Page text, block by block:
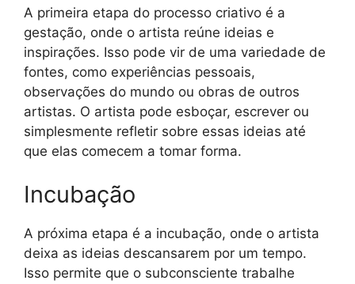
A primeira etapa do processo criativo é a
gestação, onde o artista reúne ideias e
inspirações. Isso pode vir de uma variedade de
fontes, como experiências pessoais,
observações do mundo ou obras de outros
artistas. O artista pode esboçar, escrever ou
simplesmente refletir sobre essas ideias até
que elas comecem a tomar forma.
Incubação
A próxima etapa é a incubação, onde o artista
deixa as ideias descansarem por um tempo.
Isso permite que o subconsciente trabalhe